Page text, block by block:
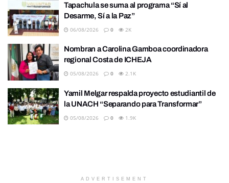
Tapachula se suma al programa “Sí al
Desarme, Sí a la Paz”
06/08/2026 0 2K
Nombran a Carolina Gamboa coordinadora
regional Costa de ICHEJA
05/08/2026 0 2.1K
Yamil Melgar respalda proyecto estudiantil de
la UNACH “Separando para Transformar”
05/08/2026 0 1.9K
ADVERTISEMENT